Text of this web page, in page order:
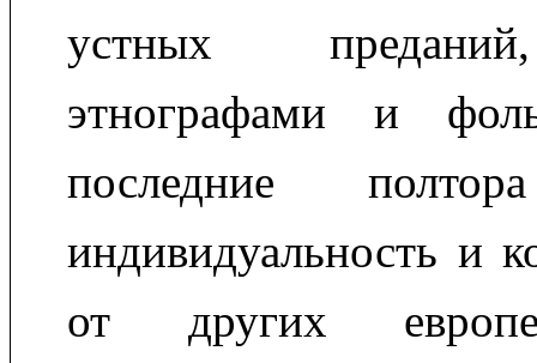
устных
этнографами и
последние
индивидуальность и
от других